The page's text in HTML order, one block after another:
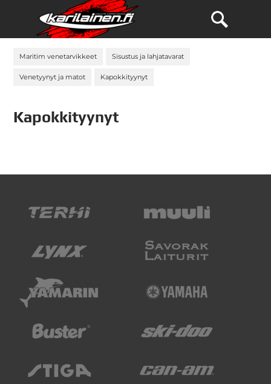
Maritim venetarvikkeet Sisustus ja lahjatavarat
Venetyynyt ja matot Kapokkityynyt
Kapokkityynyt